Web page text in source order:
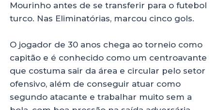
Mourinho antes de se transferir para o futebol
turco. Nas Eliminatórias, marcou cinco gols.
O jogador de 30 anos chega ao torneio como
capitão e é conhecido como um centroavante
que costuma sair da área e circular pelo setor
ofensivo, além de conseguir atuar como
segundo atacante e trabalhar muito sem a